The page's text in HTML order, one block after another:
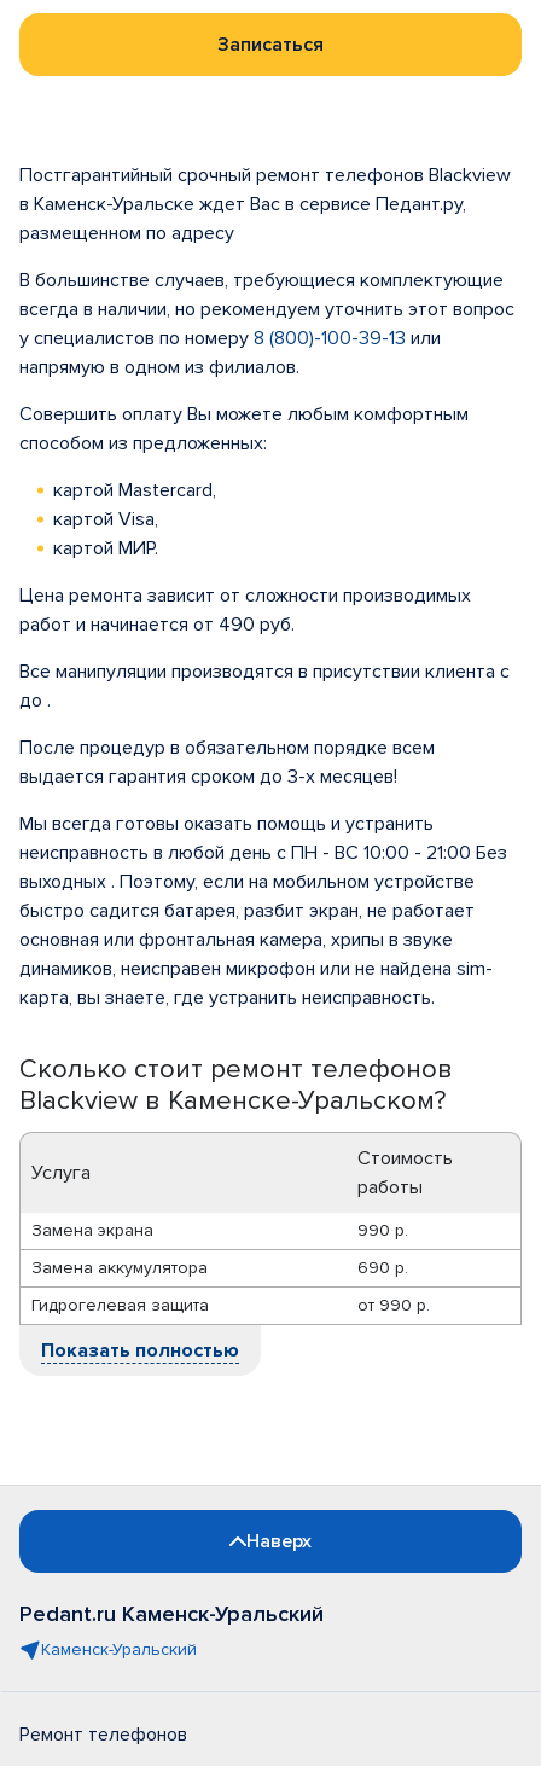
Записаться
Сколько стоит ремонт телефонов
Blackview в Каменске-Уральском?
Услуга
Стоимость
работы
Замена экрана
990 р.
Замена аккумулятора
690 р.
Гидрогелевая защита
от 990 р.
Показать полностью
Постгарантийный срочный ремонт телефонов Blackview
в Каменск-Уральске ждет Вас в сервисе Педант.ру,
размещенном по адресу
В большинстве случаев, требующиеся комплектующие
всегда в наличии, но рекомендуем уточнить этот вопрос
у специалистов по номеру 8 (800)-100-39-13 или
напрямую в одном из филиалов.
Совершить оплату Вы можете любым комфортным
способом из предложенных:
картой Mastercard,
картой Visa,
картой МИР.
Цена ремонта зависит от сложности производимых
работ и начинается от 490 руб.
Все манипуляции производятся в присутствии клиента с
до .
После процедур в обязательном порядке всем
выдается гарантия сроком до 3-х месяцев!
Мы всегда готовы оказать помощь и устранить
неисправность в любой день с ПН - ВС 10:00 - 21:00 Без
выходных . Поэтому, если на мобильном устройстве
быстро садится батарея, разбит экран, не работает
основная или фронтальная камера, хрипы в звуке
динамиков, неисправен микрофон или не найдена sim-
карта, вы знаете, где устранить неисправность.
Наверх
Pedant.ru Каменск-Уральский
Каменск-Уральский
Ремонт телефонов